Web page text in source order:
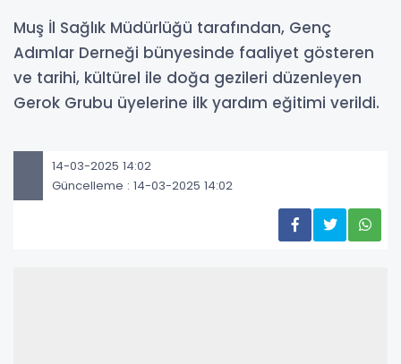
Muş İl Sağlık Müdürlüğü tarafından, Genç
Adımlar Derneği bünyesinde faaliyet gösteren
ve tarihi, kültürel ile doğa gezileri düzenleyen
Gerok Grubu üyelerine ilk yardım eğitimi verildi.
14-03-2025 14:02
Güncelleme : 14-03-2025 14:02